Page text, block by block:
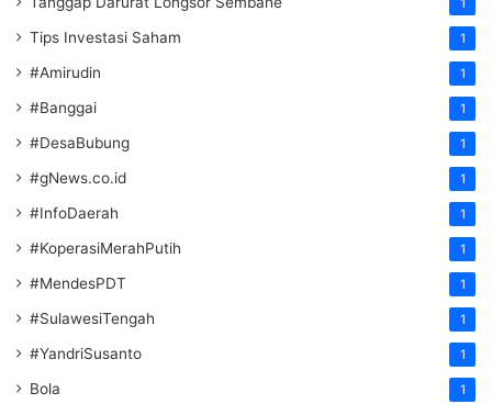
Tips Investasi Saham 1
#Amirudin 1
#Banggai 1
#DesaBubung 1
#gNews.co.id 1
#InfoDaerah 1
#KoperasiMerahPutih 1
#MendesPDT 1
#SulawesiTengah 1
#YandriSusanto 1
Bola 1